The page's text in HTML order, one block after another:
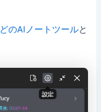
のAIノートツールと